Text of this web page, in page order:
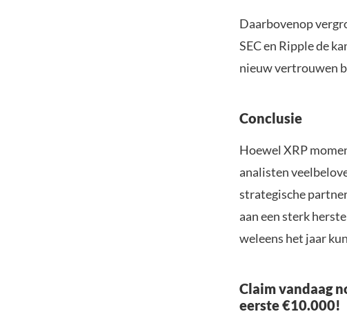
Daarbovenop
SEC en Ripple de
nieuw vertrouwen
Conclusie
Hoewel XRP
analisten
strategische
aan een sterk
weleens het jaar
Claim vandaag
eerste €10.000!